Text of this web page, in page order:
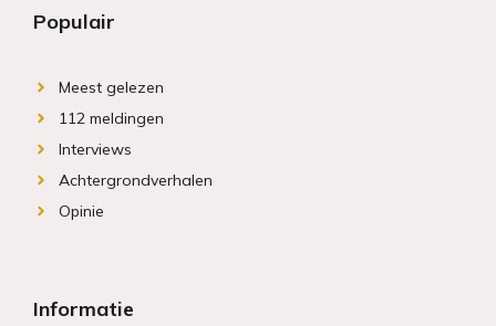
Populair
Meest gelezen
112 meldingen
Interviews
Achtergrondverhalen
Opinie
Informatie